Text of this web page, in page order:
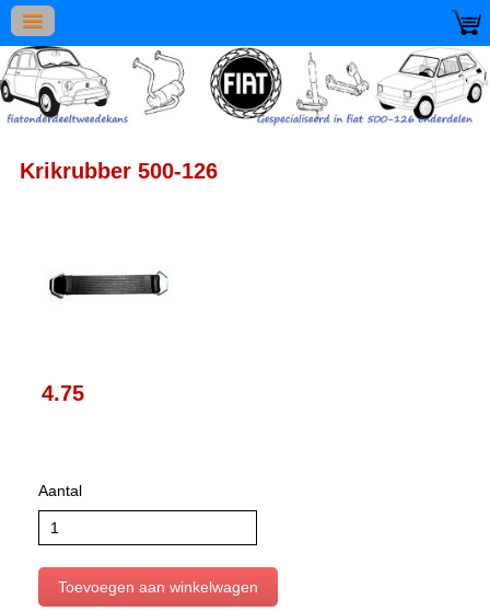
Krikrubber 500-126
4.75
Aantal